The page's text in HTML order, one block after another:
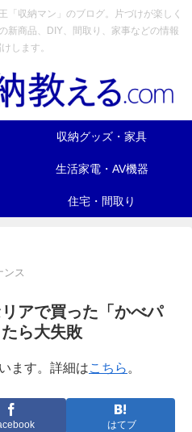
「収納マン」のブログ。片づけが楽しく
新商品、DIY、間取り、家事などの情報
します。
収納グッズ・家具
生活家電・AV機器
住宅・間取り
ンス
アで買った「かべパ
ら大失敗
ます。詳細はこちら 。
はてブ